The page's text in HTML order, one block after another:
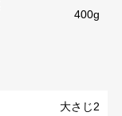
400g
大さじ2